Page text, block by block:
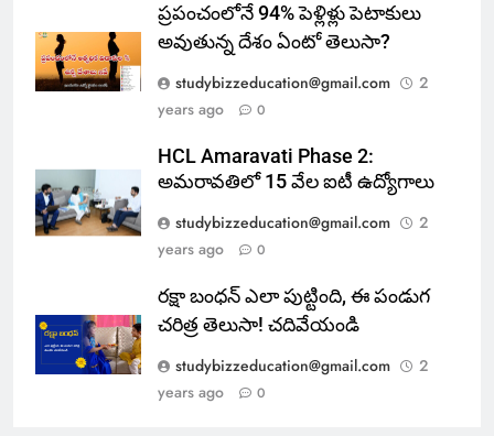
ప్రపంచంలోనే 94% పెళ్లిళ్లు పెటాకులు
అవుతున్న దేశం ఏంటో తెలుసా?
studybizzeducation@gmail.com
2
years ago
0
HCL Amaravati Phase 2:
అమరావతిలో 15 వేల ఐటీ ఉద్యోగాలు
studybizzeducation@gmail.com
2
years ago
0
రక్షా బంధన్ ఎలా పుట్టింది, ఈ పండుగ
చరిత్ర తెలుసా! చదివేయండి
studybizzeducation@gmail.com
2
years ago
0